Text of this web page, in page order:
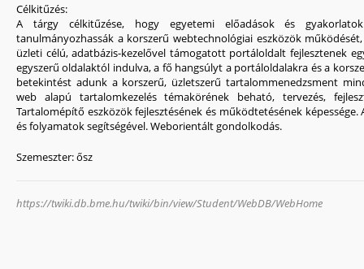
Célkitűzés:
A tárgy célkitűzése, hogy egyetemi előadások és
tanulmányozhassák a korszerű webtechnológiai eszközök
üzleti célú, adatbázis-kezelővel támogatott portáloldalt fejlesztenek
egyszerű oldalaktól indulva, a fő hangsúlyt a portáloldalakra és a
betekintést adunk a korszerű, üzletszerű tartalommenedzsment
web alapú tartalomkezelés témakörének beható, tervezés,
Tartalomépítő eszközök fejlesztésének és működtetésének
és folyamatok segítségével. Weborientált gondolkodás.
Szemeszter:ősz
https://twiki.db.bme.hu/twiki/bin/view/Student/WebDB/WebHome